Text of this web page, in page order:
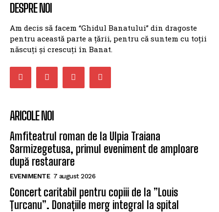
DESPRE NOI
Am decis să facem “Ghidul Banatului” din dragoste
pentru această parte a țării, pentru că suntem cu toții
născuți și crescuți în Banat.
ARICOLE NOI
Amfiteatrul roman de la Ulpia Traiana
Sarmizegetusa, primul eveniment de amploare
după restaurare
EVENIMENTE 7 august 2026
Concert caritabil pentru copiii de la ”Louis
Țurcanu”. Donațiile merg integral la spital